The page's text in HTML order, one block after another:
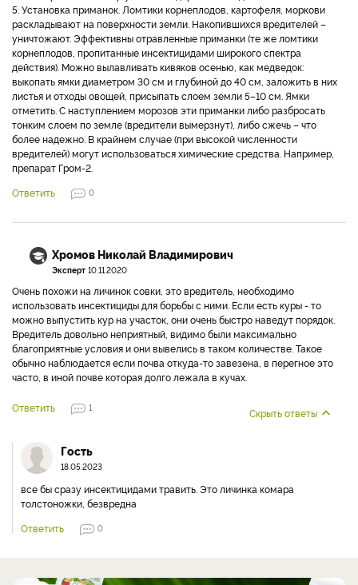
5. Установка приманок. Ломтики корнеплодов, картофеля, моркови
раскладывают на поверхности земли. Накопившихся вредителей –
уничтожают. Эффективны отравленные приманки (те же ломтики
корнеплодов, пропитанные инсектицидами широкого спектра
действия). Можно вылавливать кивяков осенью, как медведок:
выкопать ямки диаметром 30 см и глубиной до 40 см, заложить в них
листья и отходы овощей, присыпать слоем земли 5–10 см. Ямки
отметить. С наступлением морозов эти приманки либо разбросать
тонким слоем по земле (вредители вымерзнут), либо сжечь – что
более надежно. В крайнем случае (при высокой численности
вредителей) могут использоваться химические средства. Например,
препарат Гром-2.
Ответить
0
Хромов Николай Владимирович
Эксперт 10.11.2020
Очень похожи на личинок совки, это вредитель, необходимо
использовать инсектициды для борьбы с ними. Если есть куры - то
можно выпустить кур на участок, они очень быстро наведут порядок.
Вредитель довольно неприятный, видимо были максимально
благоприятные условия и они вывелись в таком количестве. Такое
обычно наблюдается если почва откуда-то завезена, в перегное это
часто, в иной почве которая долго лежала в кучах.
Ответить 1 Скрыть ответы
Гость
18.05.2023
все бы сразу инсектицидами травить. Это личинка комара
толстоножки, безвредна
Ответить
0